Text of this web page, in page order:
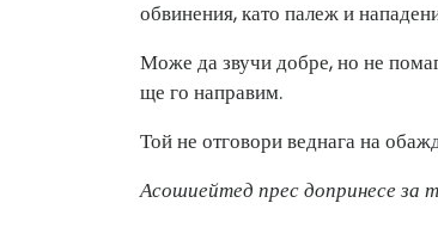
обвинения, като палеж и
Може да звучи добре, но не
ще го направим.
Той не отговори веднага на
Асошиейтед прес допринесе за